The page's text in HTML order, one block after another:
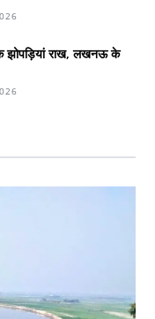
झोपड़ियां राख, लखनऊ के